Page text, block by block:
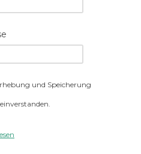
und Speicherung